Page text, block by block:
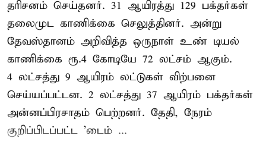
தரிசனம் செய்தனர். 31 ஆயிரத்து 129 பக்தர்கள்
தலைமுட காணிக்கை செலுத்தினர். அன்று
தேவஸ்தானம் அறிவித்த ஒருநாள் உண் டியல்
காணிக்கை ரூ.4 கோடியே 72 லட்சம் ஆகும்.
4 லட்சத்து 9 ஆயிரம் லட்டுகள் விற்பனை
செய்யப்பட்டன. 2 லட்சத்து 37 ஆயிரம் பக்தர்கள்
அன்னப்பிரசாதம் பெற்றனர். தேதி, நேரம்
குறிப்பிடப்பட்ட 'டைம் ...